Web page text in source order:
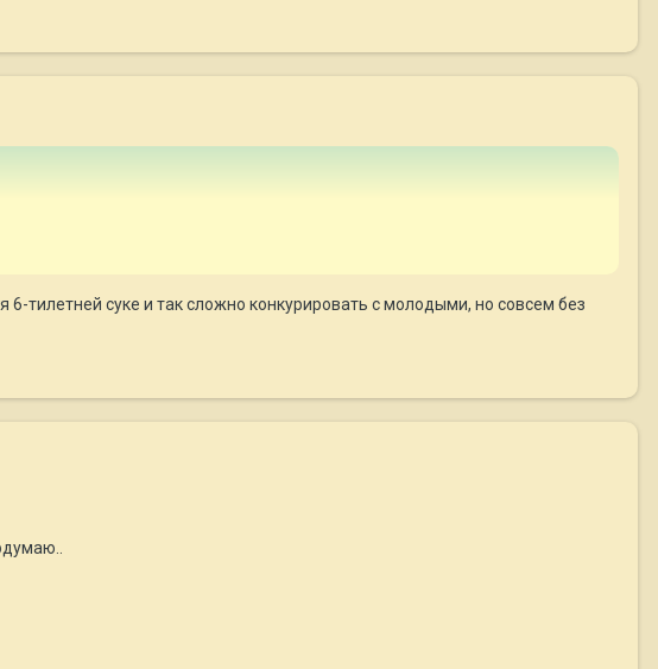
тилетней суке и так сложно конкурировать с молодыми, но совсем без